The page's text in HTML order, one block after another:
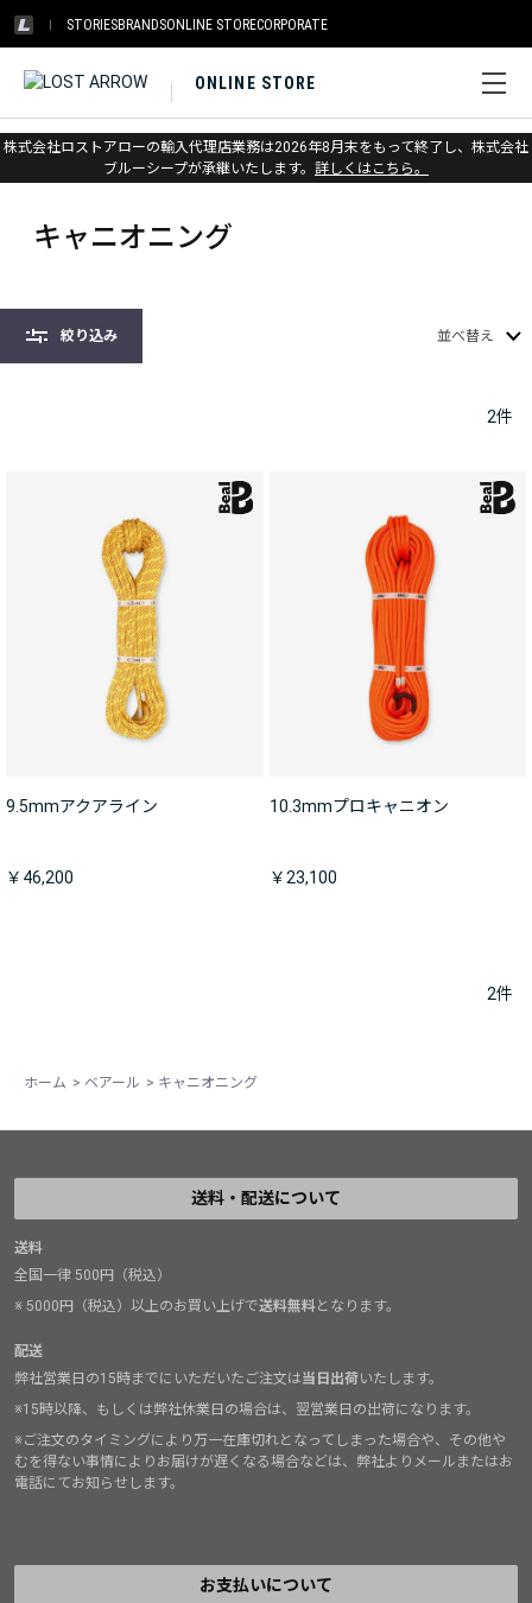
STORIESBRANDSONLINE STORECORPORATE
ONLINE STORE
株式会社ロストアローの輸入代理店業務は2026年8月末をもって終了し、株式会社
ブルーシープが承継いたします。 詳しくはこちら。
ホーム > ベアール > キャニオニング
キャニオニング
絞り込み 並べ替え
2件
9.5mmアクアライン
￥46,200
10.3mmプロキャニオン
￥23,100
2件
ホーム > ベアール > キャニオニング
送料・配送について
送料
全国一律 500円（税込）
※ 5000円（税込）以上のお買い上げで送料無料となります。
配送
弊社営業日の15時までにいただいたご注文は当日出荷いたします。
※15時以降、もしくは弊社休業日の場合は、翌営業日の出荷になります。
※ご注文のタイミングにより万一在庫切れとなってしまった場合や、その他や
むを得ない事情によりお届けが遅くなる場合などは、弊社よりメールまたはお
電話にてお知らせします。
お支払いについて